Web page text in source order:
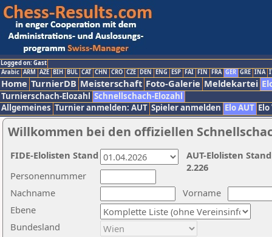
Logged on: Gast
Arabic ARM AZE BIH BUL CAT CHN CRO CZE DEN ENG ESP FAI FIN FRA GER GRE INA
Home TurnierDB Meisterschaft Foto-Galerie Meldekartei
Turnierschach-Elozahl Schnellschach-Elozahl
Allgemeines Turnier anmelden: AUT Spieler anmelden Elo AUT
Willkommen bei den offiziellen
Nachname
Vorname
Ebene
Personennummer
Bundesland
AUT-Elolisten
2.226
FIDE-Elolisten Stand